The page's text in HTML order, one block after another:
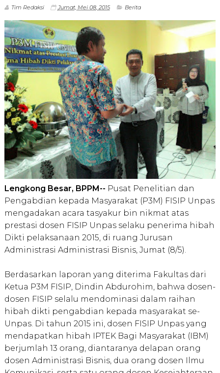
Tim Redaksi Jumat, Mei 08, 2015 Berita
Lengkong Besar, BPPM-- Pusat Penelitian dan
Pengabdian kepada Masyarakat (P3M) FISIP Unpas
mengadakan acara tasyakur bin nikmat atas
prestasi dosen FISIP Unpas selaku penerima hibah
Dikti pelaksanaan 2015, di ruang Jurusan
Administrasi Administrasi Bisnis, Jumat (8/5).
Berdasarkan laporan yang diterima Fakultas dari
Ketua P3M FISIP, Dindin Abdurohim, bahwa dosen-
dosen FISIP selalu mendominasi dalam raihan
hibah dikti pengabdian kepada masyarakat se-
Unpas. Di tahun 2015 ini, dosen FISIP Unpas yang
mendapatkan hibah IPTEK Bagi Masyarakat (IBM)
berjumlah 13 orang, diantaranya delapan orang
dosen Administrasi Bisnis, dua orang dosen Ilmu